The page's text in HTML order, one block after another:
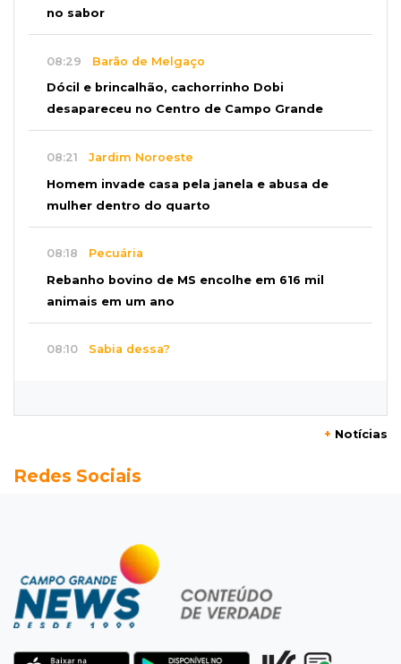
no sabor
08:29 Barão de Melgaço
Dócil e brincalhão, cachorrinho Dobi
desapareceu no Centro de Campo Grande
08:21 Jardim Noroeste
Homem invade casa pela janela e abusa de
mulher dentro do quarto
08:18 Pecuária
Rebanho bovino de MS encolhe em 616 mil
animais em um ano
08:10 Sabia dessa?
Ele vendeu a casa para virar piloto, mas pulo
Cozinha sobre rodas
É só abrir o porta-malas: Fábio assa chipa e
até “chirros” dentro do carro
+ Notícias
Redes Sociais